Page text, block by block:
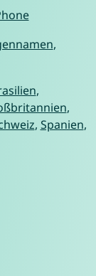
,
,
,
, Spanien,